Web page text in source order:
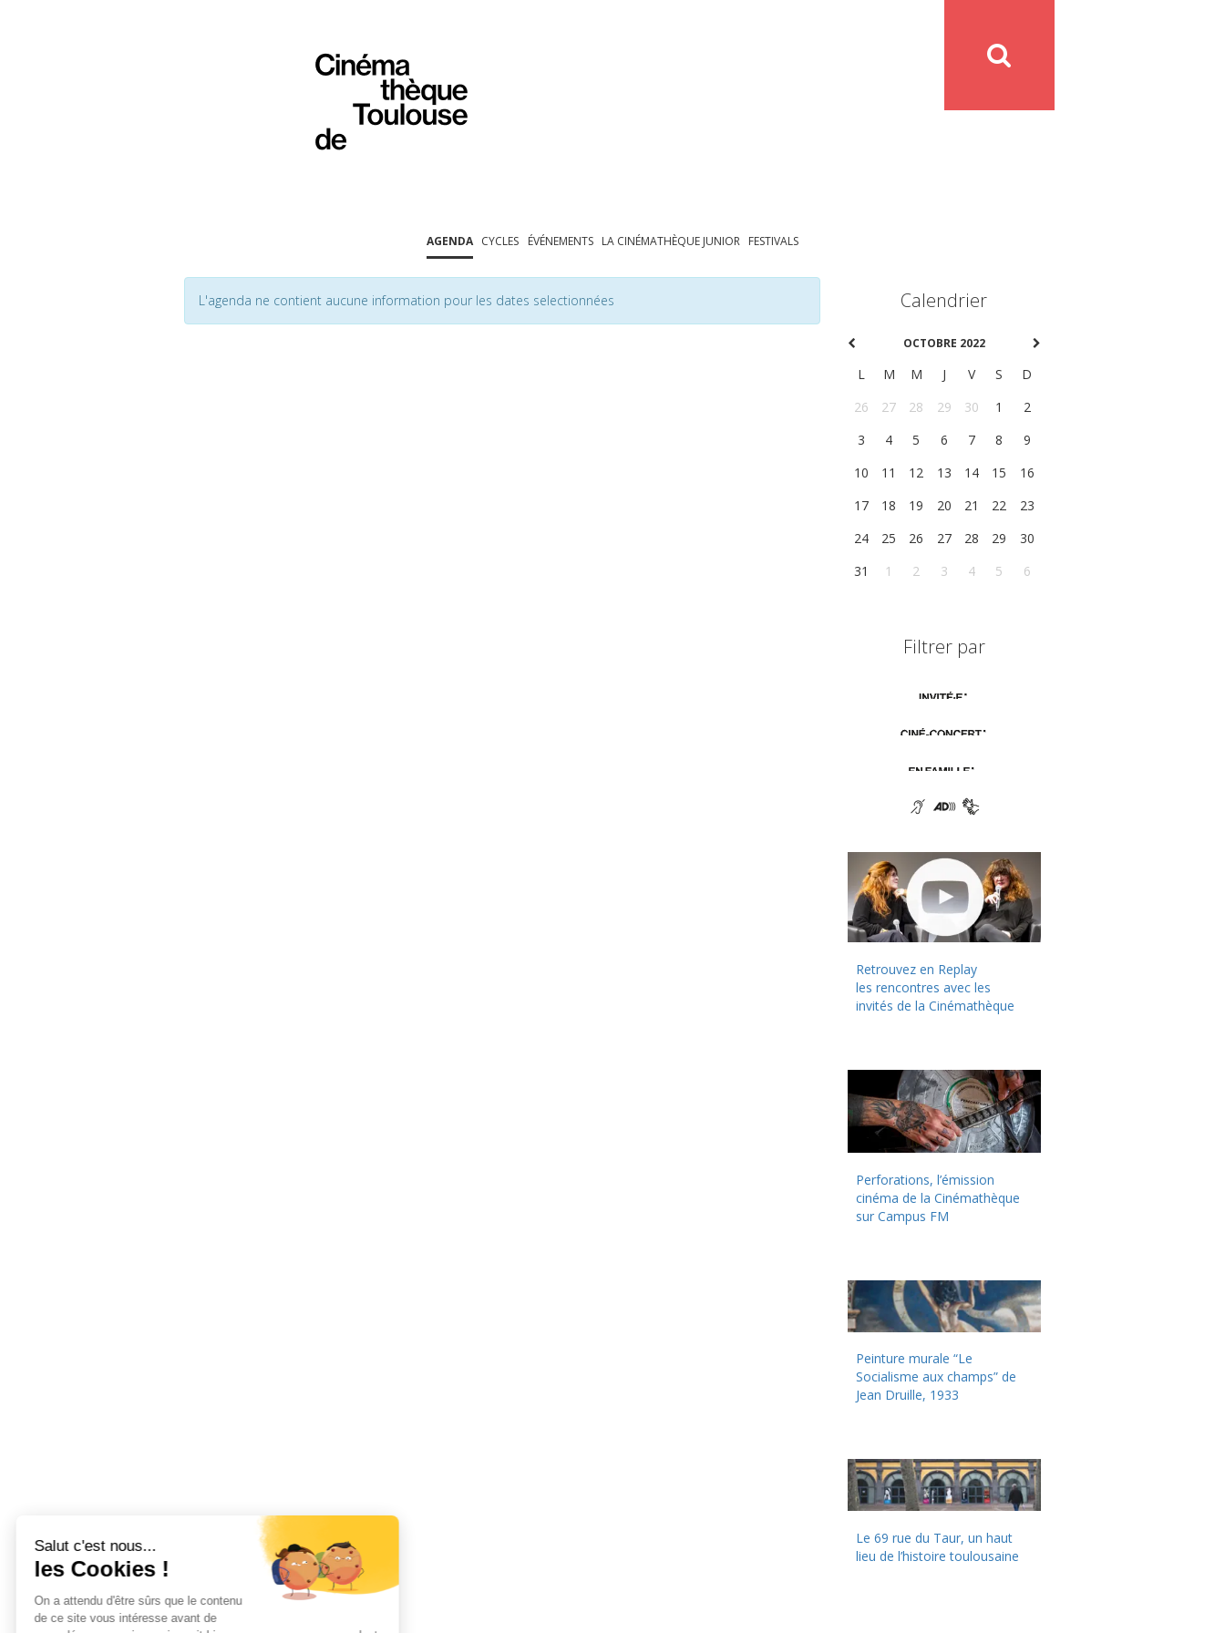
AGENDA CYCLES ÉVÉNEMENTS LA CINÉMATHÈQUE JUNIOR FESTIVALS
L'agenda ne contient aucune information pour les dates selectionnées Calendrier
OCTOBRE 2022
L M M J V S
D
26
27 28 29 30 1
2
3
4 5 6 7 8
9
10
11 12 13 14 15
16
17
18 19 20 21 22
23
24
25 26 27 28 29
30
31
1 2 3 4 5 6
Filtrer par
Retrouvez en Replay
les rencontres avec les
invités de la Cinémathèque
Perforations, l’émission
cinéma de la Cinémathèque
sur Campus FM
Peinture murale “Le
Socialisme aux champs” de
Jean Druille, 1933
Le 69 rue du Taur, un haut
lieu de l’histoire toulousaine